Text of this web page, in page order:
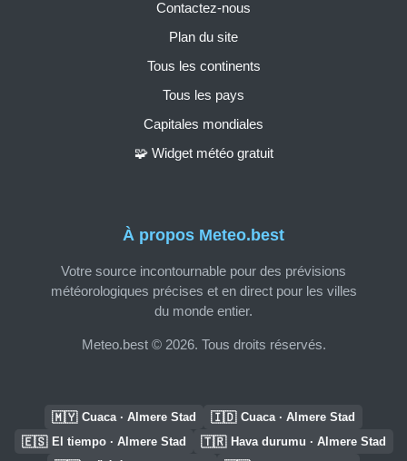
À propos Meteo.best
Votre source incontournable pour des prévisions
météorologiques précises et en direct pour les villes
du monde entier.
Meteo.best © 2026. Tous droits réservés.
Contactez-nous
Plan du site
Tous les continents
Tous les pays
Capitales mondiales
🧩 Widget météo gratuit
🇲🇾 Cuaca · Almere Stad 🇮🇩 Cuaca · Almere Stad
🇪🇸 El tiempo · Almere Stad 🇹🇷 Hava durumu · Almere Stad